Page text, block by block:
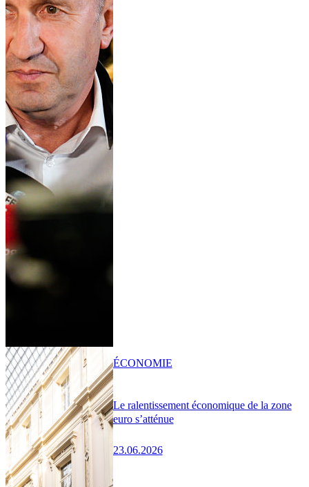
Le ralentissement économique de la zone
euro s’atténue
23.06.2026
ÉCONOMIE